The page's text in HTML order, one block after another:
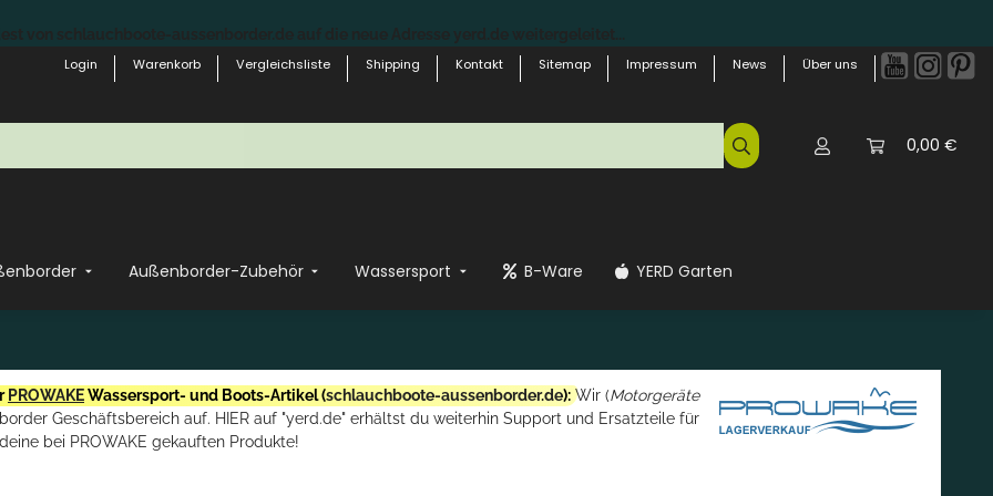
Login
Warenkorb Vergleichsliste Shipping Kontakt Sitemap Impressum News Über uns
0,00 €
Außenborder-Zubehör Wassersport B-Ware YERD Garten
PROWAKEWassersport- und Boots-Artikel (schlauchboote-aussenborder.de): Wir (Motorgeräte
Geschäftsbereich auf. HIER auf "yerd.de" erhältst du weiterhin Support und Ersatzteile für
deine bei PROWAKE gekauften Produkte!